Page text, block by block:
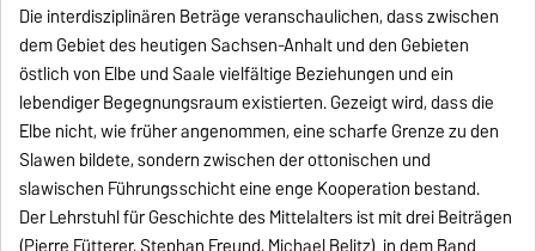
Die interdisziplinären Beträge veranschaulichen, dass zwischen
dem Gebiet des heutigen Sachsen-Anhalt und den Gebieten
östlich von Elbe und Saale vielfältige Beziehungen und ein
lebendiger Begegnungsraum existierten. Gezeigt wird, dass die
Elbe nicht, wie früher angenommen, eine scharfe Grenze zu den
Slawen bildete, sondern zwischen der ottonischen und
slawischen Führungsschicht eine enge Kooperation bestand.
Der Lehrstuhl für Geschichte des Mittelalters ist mit drei Beiträgen